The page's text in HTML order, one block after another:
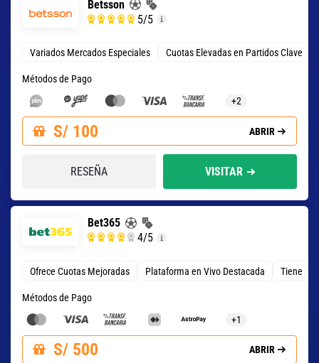
Betsson
5/5
Variados Mercados Especiales Cuotas Elevadas en Partidos Clave
Métodos de Pago
+2
S/ 100 ABRIR
RESEÑA VISITAR
Bet365
4/5
Ofrece Cuotas Mejoradas Plataforma en Vivo Destacada Tiene 3
Métodos de Pago
+1
S/ 500 ABRIR